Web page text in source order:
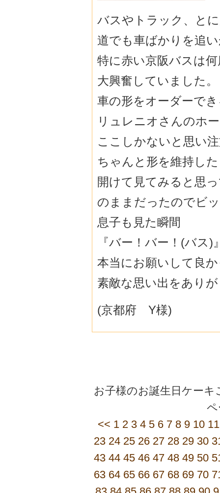
バスやトラック、と
道でも車ばかりを追
特に赤い京阪バスは
大興奮していました。
車の形をオーダーで
リュレニオさんのホ
ここしかないと思い
ちゃんと形を維持し
開けて見てみると思
のままだったのでビ
息子も見た瞬間
『バー！バー！(バス
本当にお願いして良
素敵な思い出をあり
(京都府 Y様)
お子様のお誕生日ケーキ
<< 1 2 3 4 5 6 7 8 9 10 11
23 24 25 26 27 28 29 30
43 44 45 46 47 48 49 50
63 64 65 66 67 68 69 70